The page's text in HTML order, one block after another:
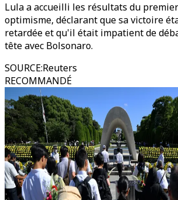
Lula a accueilli les résultats du
optimisme, déclarant que sa victoire
retardée et qu'il était impatient de
tête avec Bolsonaro.
SOURCE:Reuters
RECOMMANDÉ